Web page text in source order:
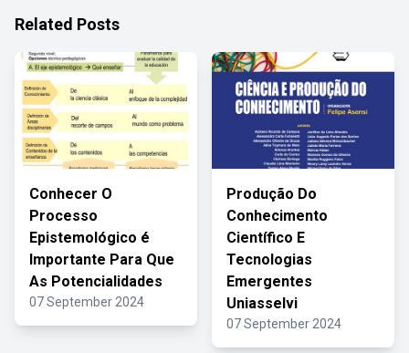
Related Posts
Conhecer O
Processo
Epistemológico é
Importante Para Que
As Potencialidades
07 September 2024
Produção Do
Conhecimento
Científico E
Tecnologias
Emergentes
Uniasselvi
07 September 2024